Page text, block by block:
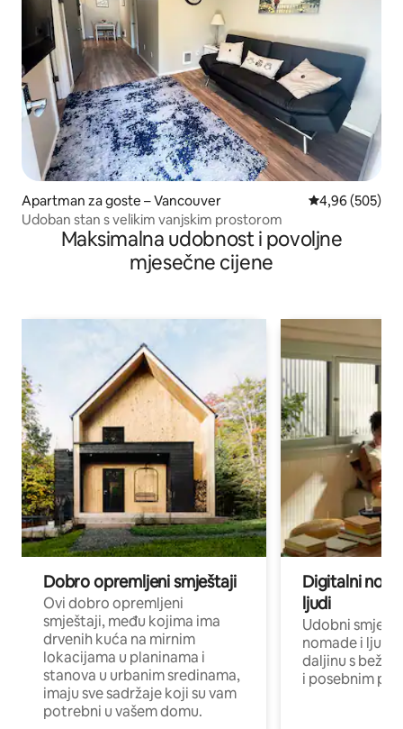
Apartman za goste – Vancouver Prosječna
4,96 (505)
Udoban stan s velikim vanjskim prostorom
Maksimalna udobnost i povoljne
mjesečne cijene
Dobro opremljeni smještaji
Ovi dobro opremljeni
smještaji, među kojima ima
drvenih kuća na mirnim
lokacijama u planinama i
stanova u urbanim sredinama,
imaju sve sadržaje koji su vam
potrebni u vašem domu.
Digitalni
ljudi
Udobni
nomade i ljude
daljinu s
i posebnim